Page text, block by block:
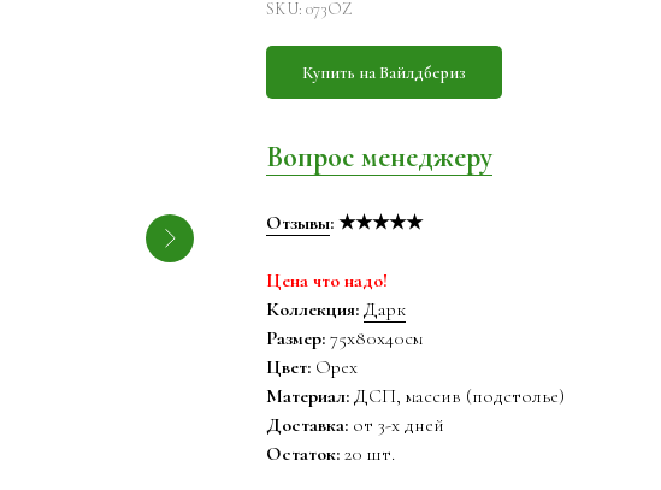
SKU: 073OZ
Купить на Вайлдбериз
Вопрос менеджеру
Отзывы: ★★★★★
Цена что надо!
Коллекция: Дарк
Размер: 75х80х40см
Цвет: Орех
Материал: ДСП, массив (подстолье)
Доставка: от 3-х дней
Остаток: 20 шт.